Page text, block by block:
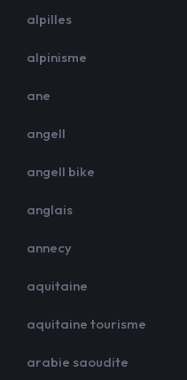
alpilles
alpinisme
ane
angell
angell bike
anglais
annecy
aquitaine
aquitaine tourisme
arabie saoudite